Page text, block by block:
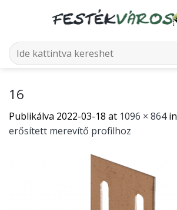
Keresés
a
16
Publikálva 2022-03-18 at 1096 × 864in
erősített merevítő profilhoz